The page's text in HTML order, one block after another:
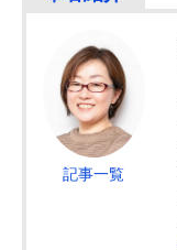
記事一覧